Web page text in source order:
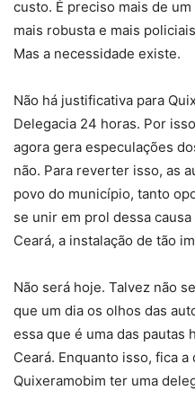
custo. É preciso mais de
mais robusta e mais
Mas a necessidade existe.
Não há justificativa para
Delegacia 24 horas. Por
agora gera especulações
não. Para reverter isso, as
povo do município, tanto
se unir em prol dessa
Ceará, a instalação de tão
Não será hoje. Talvez não
que um dia os olhos das
essa que é uma das pautas
Ceará. Enquanto isso, fica
Quixeramobim ter uma